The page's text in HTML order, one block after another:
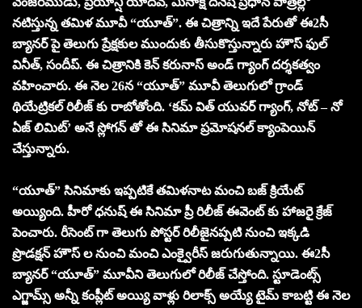
నటిస్తున్న తమిళ మూవీ “యూత్”. ఈ చిత్రాన్ని ఇదే పేరుతో ఈ2సీ
బ్యానర్ పై తెలుగు ప్రేక్షకుల ముందుకు తీసుకొస్తున్నారు హౌస్ ఫుల్
వినీత్, సందీప్. ఈ చిత్రానికి కెన్ కరునాస్ అండ్ గ్యాంగ్ దర్శకత్వం
వహించారు. ఈ నెల 26న “యూత్” మూవీ తెలుగులో గ్రాండ్
థియేట్రికల్ రిలీజ్ కు రాబోతోంది. ‘కమ్ విత్ యువర్ గ్యాంగ్, నోట్ – నో
ఏజ్ లిమిట్’ అనే స్లోగన్ తో ఈ సినిమా ప్రమోషనల్ క్యాంపెయిన్
చేస్తున్నారు.
“యూత్” సినిమాకు ఇప్పటికే తమిళనాట మంచి బజ్ క్రియేట్
అయ్యింది. హీరో ధనుష్ ఈ సినిమా ప్రీ రిలీజ్ ఈవెంట్ కు హాజరై క్రేజ్
పెంచారు. రీసెంట్ గా తెలుగు పోస్టర్ రిలీజైనప్పటి నుంచి ఇక్కడి
ప్రొడక్షన్ హౌస్ ల నుంచి మంచి ఎంక్వైరీస్ జరుగుతున్నాయి. ఈ2సీ
బ్యానర్ “యూత్” మూవీని తెలుగులో రిలీజ్ చేస్తోంది. స్టూడెంట్స్
ఎగ్జామ్స్ అన్నీ కంప్లీట్ అయ్యి వాళ్లు రిలాక్స్ అయ్యే టైమ్ కాబట్టి ఈ నెల